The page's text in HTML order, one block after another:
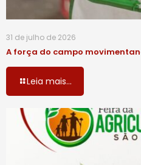
31 de julho de 2026
A força do campo
Leia mais...